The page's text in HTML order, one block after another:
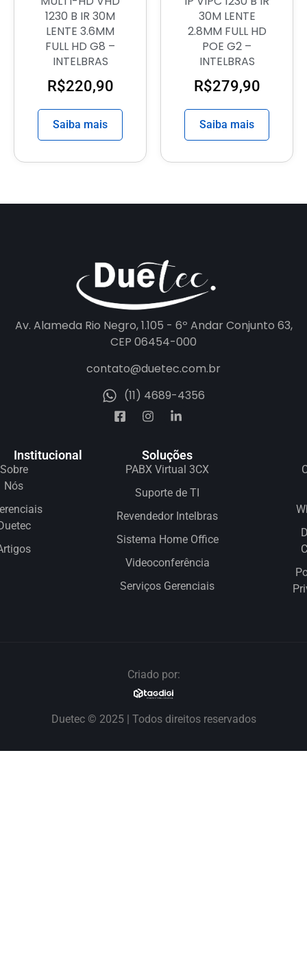
1230 B IR 30M
LENTE 3.6MM
FULL HD G8 –
INTELBRAS
R$220,90
Saiba mais
30M LENTE
2.8MM FULL HD
POE G2 –
INTELBRAS
R$279,90
Saiba mais
Av. Alameda Rio Negro, 1.105 - 6º Andar Conjunto 63,
CEP 06454-000
contato@duetec.com.br
(11) 4689-4356
Institucional
Sobre
Nós
Soluções
PABX Virtual 3CX
Suporte de TI
Revendedor Intelbras
Sistema Home Office
Videoconferência
Serviços Gerenciais
Criado por:
Duetec © 2025 | Todos direitos reservados